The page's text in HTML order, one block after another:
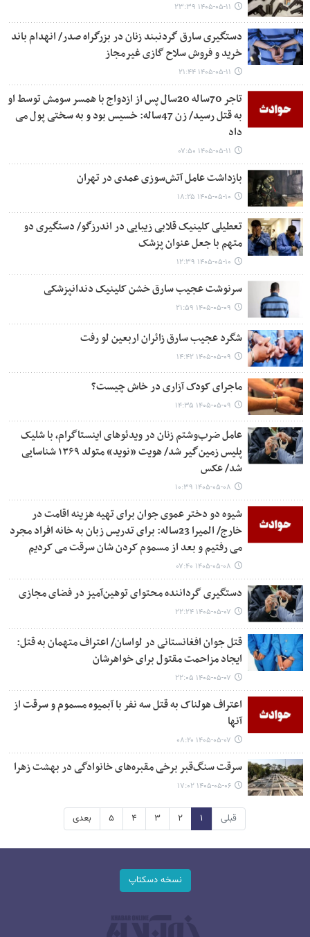
۱۴۰۵-۰۵-۱۱ ۲۳:۳۹
دستگیری سارق گردنبند زنان در بزرگراه صدر/ انهدام باند
خرید و فروش سلاح گازی غیرمجاز
۱۴۰۵-۰۵-۱۱ ۲۱:۴۴
تاجر 70ساله 20سال پس از ازدواج با همسر سومش توسط او
به قتل رسید/ زن 47ساله: خسیس بود و به سختی پول می
داد
۱۴۰۵-۰۵-۱۱ ۰۷:۵۰
بازداشت عامل آتش‌سوزی عمدی در تهران
۱۴۰۵-۰۵-۱۰ ۱۸:۲۵
تعطیلی کلینیک قلابی زیبایی در اندرزگو/ دستگیری دو
متهم با جعل عنوان پزشک
۱۴۰۵-۰۵-۱۰ ۱۲:۳۹
سرنوشت عجیب سارق خشن کلینیک دندانپزشکی
۱۴۰۵-۰۵-۰۹ ۲۱:۵۹
شگرد عجیب سارق زائران اربعین لو رفت
۱۴۰۵-۰۵-۰۹ ۱۴:۴۲
ماجرای کودک آزاری در خاش چیست؟
۱۴۰۵-۰۵-۰۹ ۱۴:۳۵
عامل ضرب‌وشتم زنان در ویدئوهای اینستاگرام، با شلیک
پلیس زمین‌گیر شد/ هویت «نوید» متولد ۱۳۶۹ شناسایی
شد/ عکس
۱۴۰۵-۰۵-۰۸ ۱۰:۳۹
شیوه دو دختر عموی جوان برای تهیه هزینه اقامت در
خارج/ المیرا 23ساله: برای تدریس زبان به خانه افراد مجرد
می رفتیم و بعد از مسموم کردن شان سرقت می کردیم
۱۴۰۵-۰۵-۰۸ ۰۷:۴۰
دستگیری گرداننده محتوای توهین‌آمیز در فضای مجازی
۱۴۰۵-۰۵-۰۷ ۲۲:۲۴
قتل جوان افغانستانی در لواسان/ اعتراف متهمان به قتل:
ایجاد مزاحمت مقتول برای خواهرشان
۱۴۰۵-۰۵-۰۷ ۲۲:۰۵
اعتراف هولناک به قتل سه نفر با آبمیوه مسموم و سرقت از
آنها
۱۴۰۵-۰۵-۰۷ ۰۸:۲۰
سرقت سنگ‌قبر برخی مقبره‌های خانوادگی در بهشت زهرا
۱۴۰۵-۰۵-۰۶ ۱۷:۰۲
قبلی ۱ ۲ ۳ ۴ ۵ بعدی
نسخه دسکتاپ